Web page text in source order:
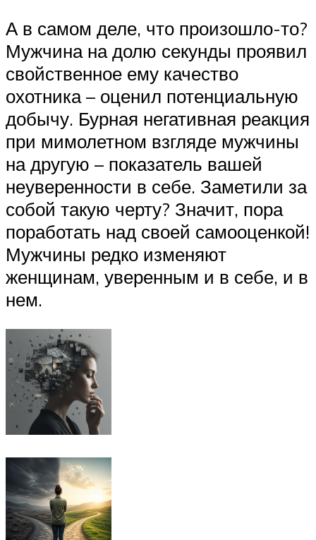
А в самом деле, что произошло-то?
Мужчина на долю секунды проявил
свойственное ему качество
охотника – оценил потенциальную
добычу. Бурная негативная реакция
при мимолетном взгляде мужчины
на другую – показатель вашей
неуверенности в себе. Заметили за
собой такую черту? Значит, пора
поработать над своей самооценкой!
Мужчины редко изменяют
женщинам, уверенным и в себе, и в
нем.